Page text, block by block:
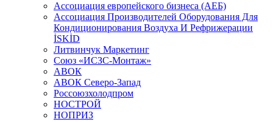
Ассоциация европейского бизнеса (АЕБ)
Aссоциация Производителей Оборудования Для
Кондиционирования Воздуха И Рефрижерации
İSKİD
Литвинчук Маркетинг
Союз «ИСЗС-Монтаж»
АВОК
АВОК Северо-Запад
Россоюзхолодпром
НОСТРОЙ
НОПРИЗ